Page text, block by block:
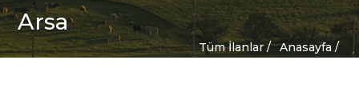
Arsa
Anasayfa /
Tüm İlanlar /